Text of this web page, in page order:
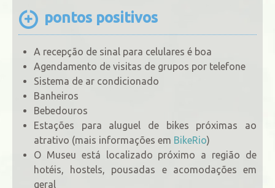
pontos positivos
A recepção de sinal para celulares é boa
Agendamento de visitas de grupos por telefone
Sistema de ar condicionado
Banheiros
Bebedouros
Estações para aluguel de bikes próximas ao
atrativo (mais informações em BikeRio)
O Museu está localizado próximo a região de
hotéis, hostels, pousadas e acomodações em
geral